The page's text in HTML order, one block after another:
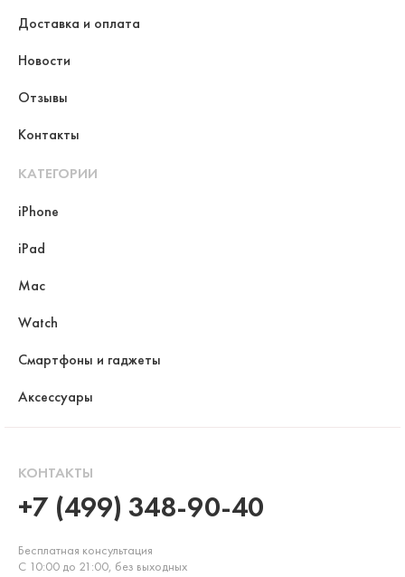
Доставка и оплата
Новости
Отзывы
Контакты
КАТЕГОРИИ
iPhone
iPad
Mac
Watch
Смартфоны и гаджеты
Аксессуары
КОНТАКТЫ
+7 (499) 348-90-40
Бесплатная консультация
С 10:00 до 21:00, без выходных